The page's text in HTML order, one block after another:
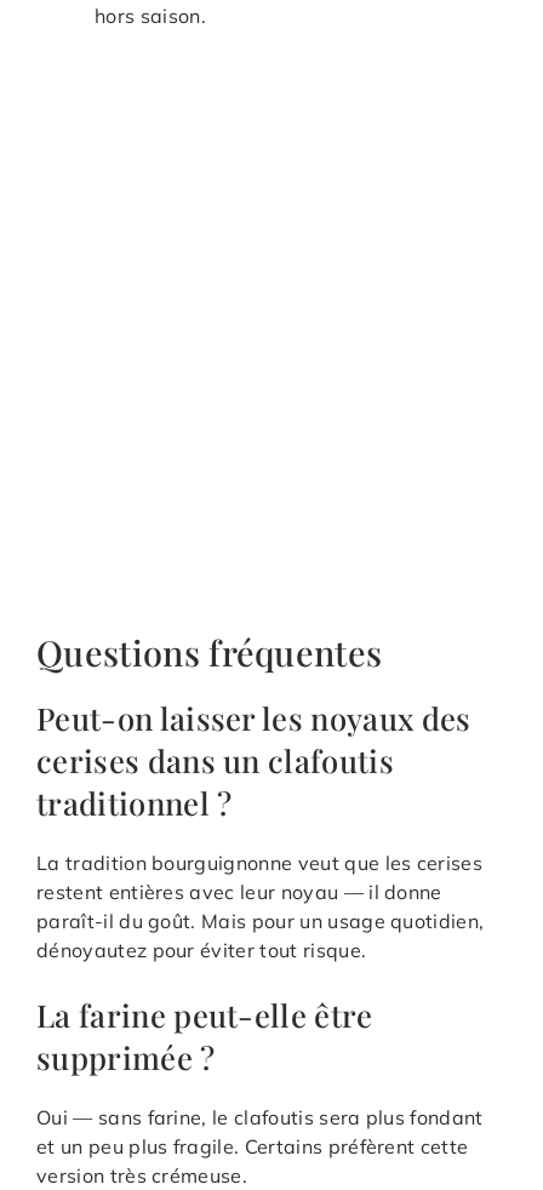
hors saison.
Questions fréquentes
Peut-on laisser les noyaux des
cerises dans un clafoutis
traditionnel ?
La tradition bourguignonne veut que les cerises
restent entières avec leur noyau — il donne
paraît-il du goût. Mais pour un usage quotidien,
dénoyautez pour éviter tout risque.
La farine peut-elle être
supprimée ?
Oui — sans farine, le clafoutis sera plus fondant
et un peu plus fragile. Certains préfèrent cette
version très crémeuse.